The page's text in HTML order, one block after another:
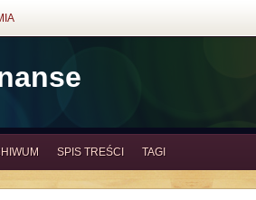
SPIS TREŚCI TAGI